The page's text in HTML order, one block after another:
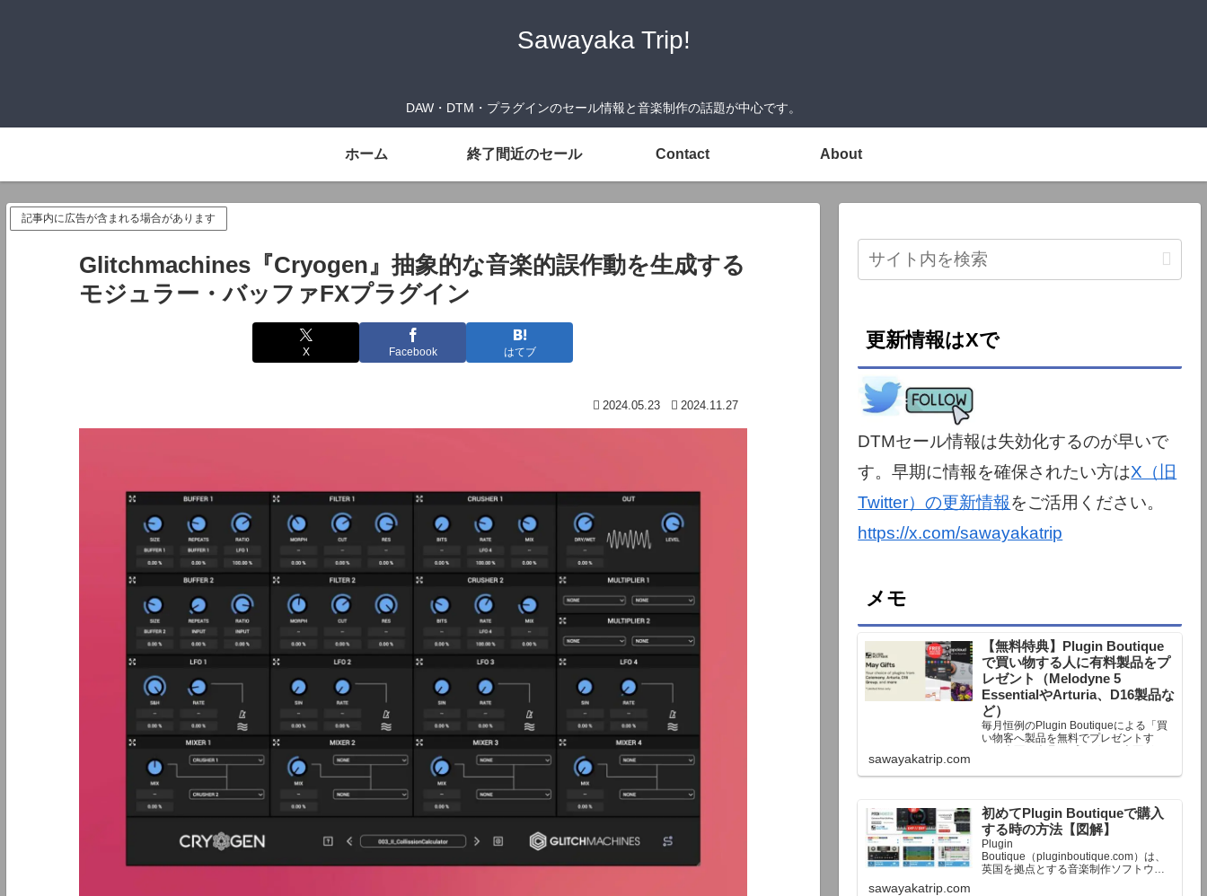
Sawayaka Trip!
DAW・DTM・プラグインのセール情報と音楽制作の話題が中心です。
ホーム 終了間近のセール Contact About
記事内に広告が含まれる場合があります
Glitchmachines『Cryogen』抽象的な音楽的誤作動を生成する
モジュラー・バッファFXプラグイン
X Facebook はてブ
2024.05.23 2024.11.27
更新情報はXで
DTMセール情報は失効化するのが早いで
す。早期に情報を確保されたい方はX（旧
Twitter）の更新情報をご活用ください。
https://x.com/sawayakatrip
メモ
【無料特典】Plugin Boutique
で買い物する人に有料製品をプ
レゼント（Melodyne 5
EssentialやArturia、D16製品な
ど）
毎月恒例のPlugin Boutiqueによる「買
い物客へ製品を無料でプレゼントす
る」企画。今月もプレゼント企画が用
定額以上のお金を出して何かを購入す
終了予定日：日本時間：6/1（月…
sawayakatrip.com
初めてPlugin Boutiqueで購入
する時の方法【図解】
Plugin
Boutique（pluginboutique.com）は、
英国を拠点とする音楽制作ソフトウェ
sawayakatrip.com